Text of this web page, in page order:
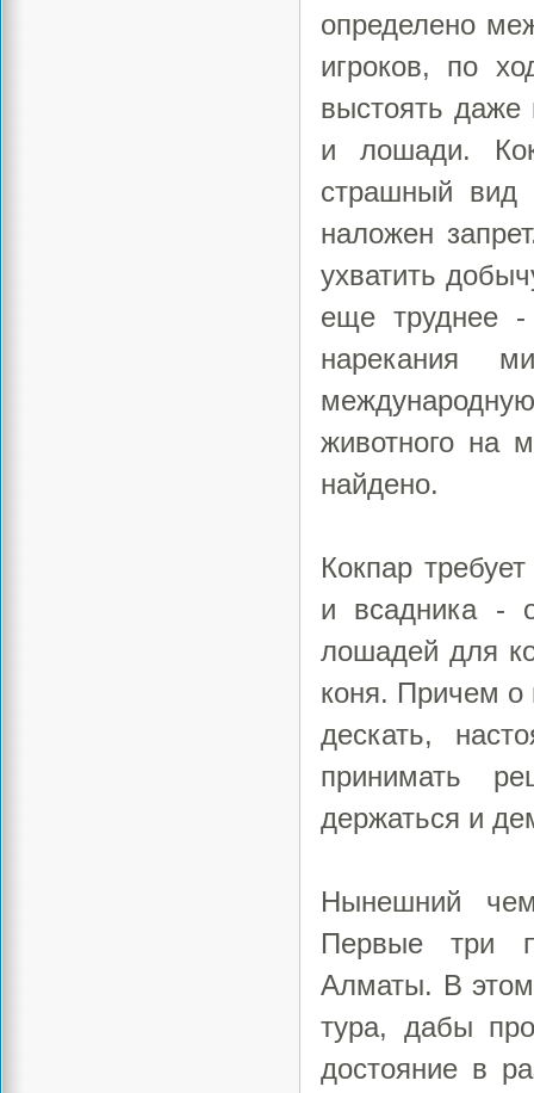
определено
игроков, по
выстоять даже
и лошади.
страшный вид
наложен
ухватить
еще труднее -
нарекания
животного на
найдено.
Кокпар
и всадника -
лошадей для
коня. Причем о
дескать,
принимать
держаться и
Нынешний
Первые три
Алматы. В этом
тура, дабы
достояние в